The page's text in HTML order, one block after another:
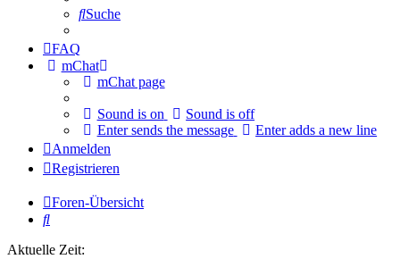
Suche
FAQ
mChat
mChat page
Sound is on
Sound is off
Enter sends the message
Enter adds a new line
Anmelden
Registrieren
Foren-Übersicht
Suche
Aktuelle Zeit: